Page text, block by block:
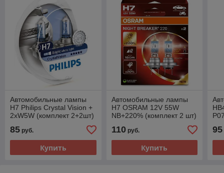
Автомобильные лампы
H7 Philips Crystal Vision +
2xW5W (комплект 2+2шт)
85 руб.
Купить
Автомобильные лампы
H7 OSRAM 12V 55W
NB+220% (комплект 2 шт)
110руб.
Купить
95